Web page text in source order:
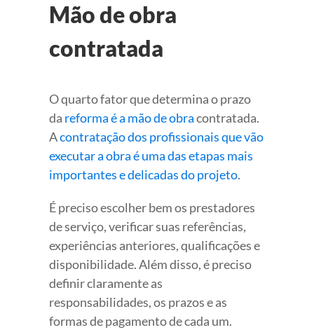
Mão de obra
contratada
O quarto fator que determina o prazo
da reforma é a mão de obracontratada.
Acontratação dos profissionais que vão
executar a obra é uma das etapas mais
importantes e delicadas do projeto.
É preciso escolher bem os prestadores
de serviço, verificar suas referências,
experiências anteriores, qualificações e
disponibilidade. Além disso, é preciso
definir claramente as
responsabilidades, os prazos e as
formas de pagamento de cada um.